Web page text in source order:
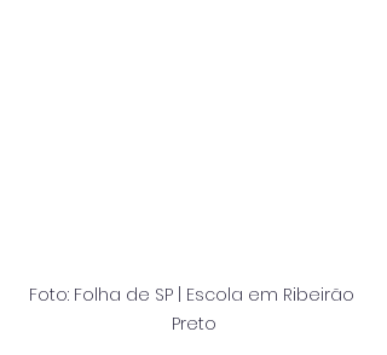
Foto: Folha de SP | Escola em Ribeirão
Preto